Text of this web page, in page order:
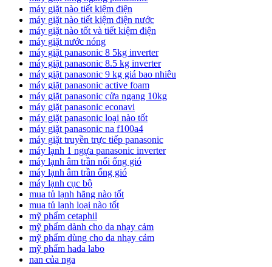
máy giặt nào tiết kiệm điện
máy giặt nào tiết kiệm điện nước
máy giặt nào tốt và tiết kiệm điện
máy giặt nước nóng
máy giặt panasonic 8 5kg inverter
máy giặt panasonic 8.5 kg inverter
máy giặt panasonic 9 kg giá bao nhiêu
máy giặt panasonic active foam
máy giặt panasonic cửa ngang 10kg
máy giặt panasonic econavi
máy giặt panasonic loại nào tốt
máy giặt panasonic na f100a4
máy giặt truyền trực tiếp panasonic
máy lạnh 1 ngựa panasonic inverter
máy lạnh âm trần nối ống gió
máy lạnh âm trần ống gió
máy lạnh cục bộ
mua tủ lạnh hãng nào tốt
mua tủ lạnh loại nào tốt
mỹ phẩm cetaphil
mỹ phẩm dành cho da nhạy cảm
mỹ phẩm dùng cho da nhạy cảm
mỹ phẩm hada labo
nan của nga